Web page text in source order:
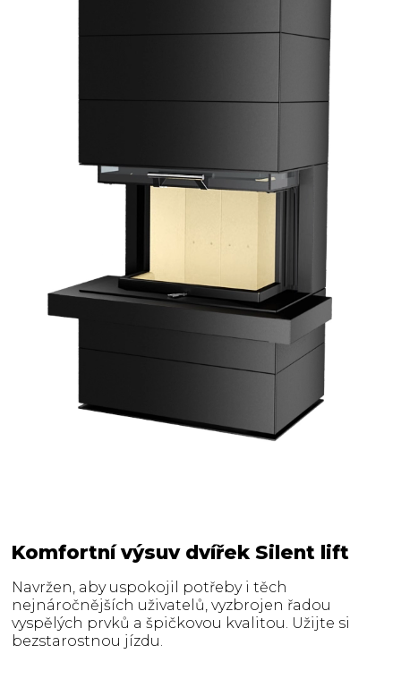
Komfortní výsuv dvířek Silent lift
Navržen, aby uspokojil potřeby i těch
nejnáročnějších uživatelů, vyzbrojen řadou
vyspělých prvků a špičkovou kvalitou. Užijte si
bezstarostnou jízdu.